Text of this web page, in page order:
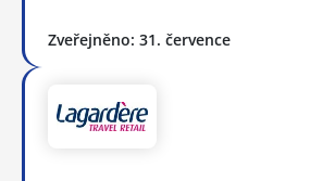
Zveřejněno: 31. července